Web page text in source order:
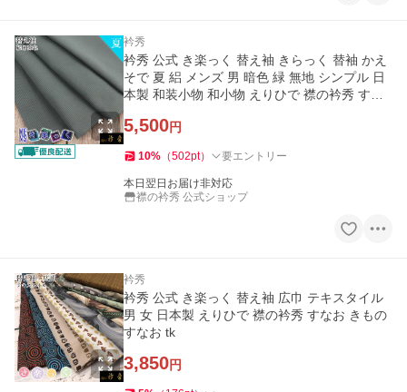
衿秀
衿秀 公式 き楽っく 替え袖 きらっく 替袖 かえ
そで 夏 絽 メンズ 男 暗色 緑 無地 シンプル 日
本製 和装小物 和小物 えりひで 襟の衿秀 すな
5,500円
10% （502pt） 要エントリー
本日翌日お届け非対応
襟の衿秀 公式ショップ
衿秀
衿秀 公式 き楽っく 替え袖 広巾 テキスタイル
男 女 日本製 えりひで 襟の衿秀 すなお きもの
すなお tk
3,850円